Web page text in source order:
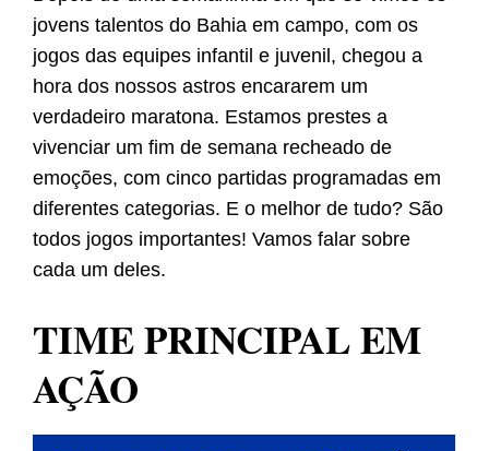
jovens talentos do Bahia em campo, com os
jogos das equipes infantil e juvenil, chegou a
hora dos nossos astros encararem um
verdadeiro maratona. Estamos prestes a
vivenciar um fim de semana recheado de
emoções, com cinco partidas programadas em
diferentes categorias. E o melhor de tudo? São
todos jogos importantes! Vamos falar sobre
cada um deles.
TIME PRINCIPAL EM
AÇÃO